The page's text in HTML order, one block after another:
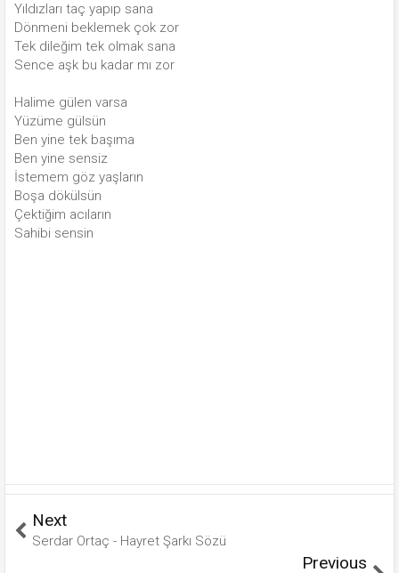
Yıldızları taç yapıp sana
Dönmeni beklemek çok zor
Tek dileğim tek olmak sana
Sence aşk bu kadar mı zor
Halime gülen varsa
Yüzüme gülsün
Ben yine tek başıma
Ben yine sensiz
İstemem göz yaşların
Boşa dökülsün
Çektiğim acıların
Sahibi sensin
Next
Serdar Ortaç - Hayret Şarkı Sözü
Previous